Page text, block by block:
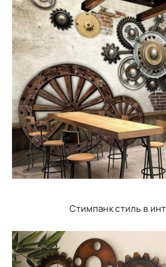
Стимпанк стиль в